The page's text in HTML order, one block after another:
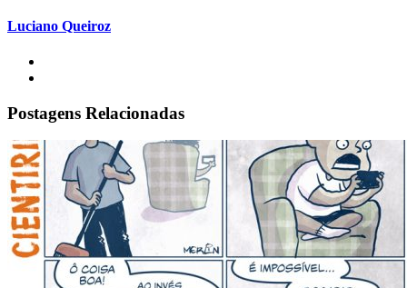
Luciano Queiroz
Postagens Relacionadas